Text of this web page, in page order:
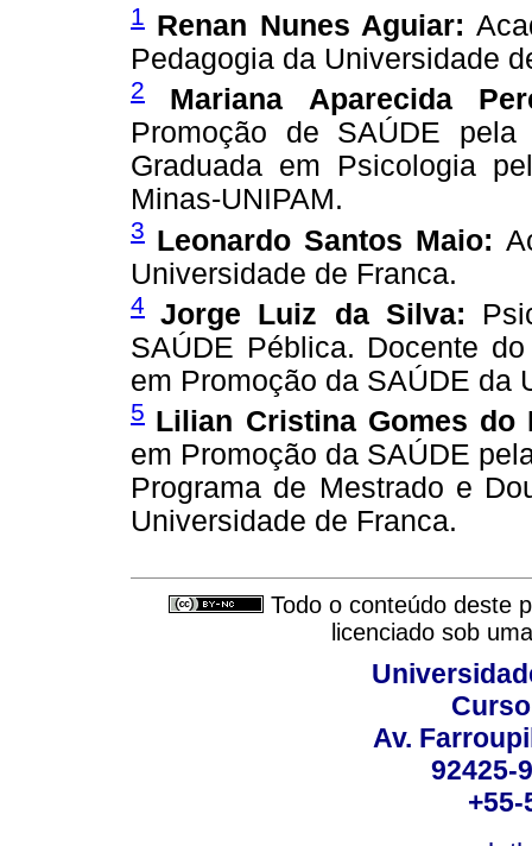
1 Renan Nunes Aguiar:
Pedagogia da Universidade
2
Mariana Aparecida
Promoção de SAÚDE
Graduada em Psicologia
Minas-UNIPAM.
3 Leonardo Santos Maio:
Universidade de Franca.
4 Jorge Luiz da Silva:
SAÚDE Péblica. Docente
em Promoção da SAÚDE da
5 Lilian Cristina Gomes do
em Promoção da SAÚDE
Programa de Mestrado e
Universidade de Franca.
Todo o conteúdo deste
licenciado sob
Av.
92425-
+55-